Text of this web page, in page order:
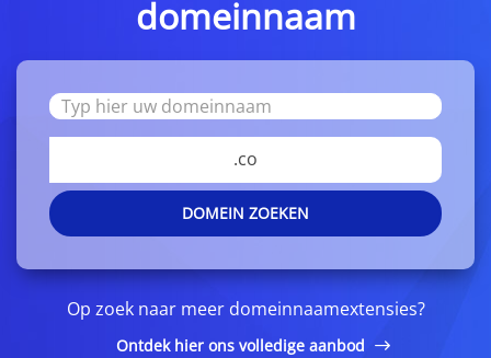
domeinnaam
.co
DOMEIN ZOEKEN
Op zoek naar meer domeinnaamextensies?
Ontdek hier ons volledige aanbod